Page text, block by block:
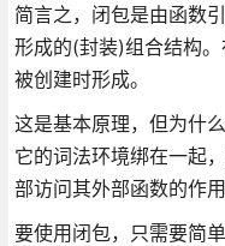
简言之，闭包是由函数
形成的(封装)组合结构
被创建时形成。
这是基本原理，但为什
它的词法环境绑在一起
部访问其外部函数的作用
要使用闭包，只需要简